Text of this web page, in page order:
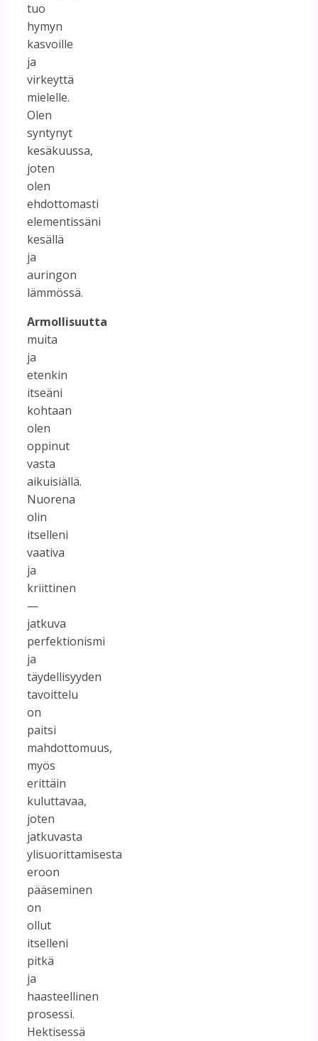
tuo
hymyn
kasvoille
ja
virkeyttä
mielelle.
Olen
syntynyt
kesäkuussa,
joten
olen
ehdottomasti
elementissäni
kesällä
ja
auringon
lämmössä.
Armollisuutta
muita
ja
etenkin
itseäni
kohtaan
olen
oppinut
vasta
aikuisiällä.
Nuorena
olin
itselleni
vaativa
ja
kriittinen
—
jatkuva
perfektionismi
ja
täydellisyyden
tavoittelu
on
paitsi
mahdottomuus,
myös
erittäin
kuluttavaa,
joten
jatkuvasta
ylisuorittamisesta
eroon
pääseminen
on
ollut
itselleni
pitkä
ja
haasteellinen
prosessi.
Hektisessä